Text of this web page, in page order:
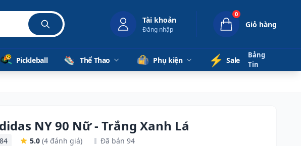
Tài khoản
Đăng nhập
0
Giỏ hàng
Pickleball Thể Thao Phụ kiện ⚡️ Sale
Bảng
Tin
NY 90 Nữ - Trắng Xanh Lá
5.0 (4 đánh giá) Đã bán 94